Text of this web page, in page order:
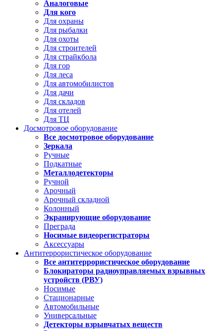
Аналоговые
Для кого
Для охраны
Для рыбалки
Для охоты
Для строителей
Для страйкбола
Для гор
Для леса
Для автомобилистов
Для дачи
Для складов
Для отелей
Для ТЦ
Досмотровое оборудование
Все досмотровое оборудование
Зеркала
Ручные
Подкатные
Металлодетекторы
Ручной
Арочный
Арочный складной
Колонный
Экранирующие оборудование
Преграда
Носимые видеорегистраторы
Аксессуары
Антитеррористическое оборудование
Все антитеррористическое оборудование
Блокираторы радиоуправляемых взрывных
устройств (РВУ)
Носимые
Стационарные
Автомобильные
Универсальные
Детекторы взрывчатых веществ